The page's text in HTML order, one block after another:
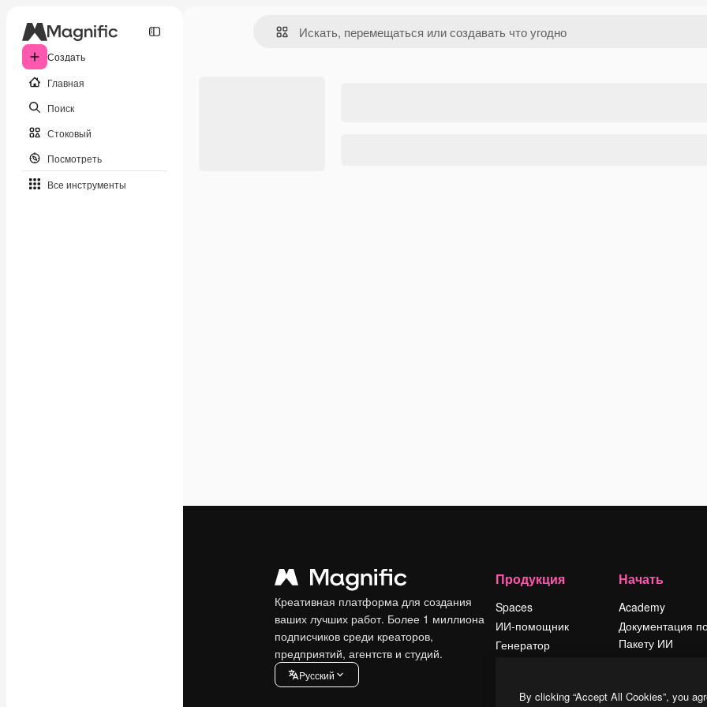
Создать
Главная
Поиск
Стоковый
Посмотреть
Все инструменты
Креативная платформа для создания
ваших лучших работ. Более 1 миллиона
подписчиков среди креаторов,
предприятий, агентств и студий.
Pусский
Продукция
Spaces
ИИ-помощник
Генератор
Начать
Academy
Документация
Пакету ИИ
Условия и
By clicking “Accept All Cookies”, you